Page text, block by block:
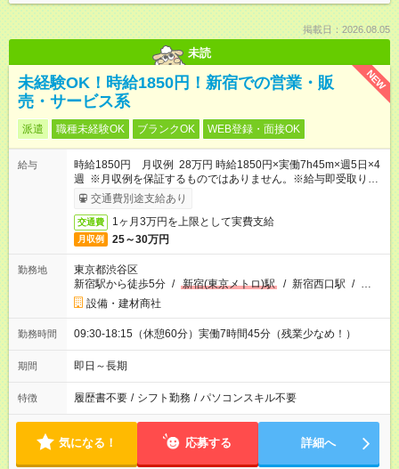
掲載日：2026.08.05
未読
NEW
未経験OK！時給1850円！新宿での営業・販
売・サービス系
派遣 職種未経験OK ブランクOK WEB登録・面接OK
給与
時給1850円 月収例 28万円 時給1850円×実働7h45m×週5日×4
週 ※月収例を保証するものではありません。※給与即受取りサ
ービス利用可（利用条件有）
交通費別途支給あり
交通費 1ヶ月3万円を上限として実費支給
月収例 25～30万円
勤務地
東京都渋谷区
新宿駅から徒歩5分 / 新宿(東京メトロ)駅 / 新宿西口駅 / …
設備・建材商社
勤務時間 09:30-18:15（休憩60分）実働7時間45分（残業少なめ！）
期間 即日～長期
特徴 履歴書不要 / シフト勤務 / パソコンスキル不要
気になる！ 応募する 詳細へ